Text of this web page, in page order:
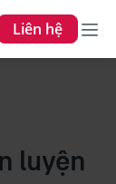
Liên hệ
luyện